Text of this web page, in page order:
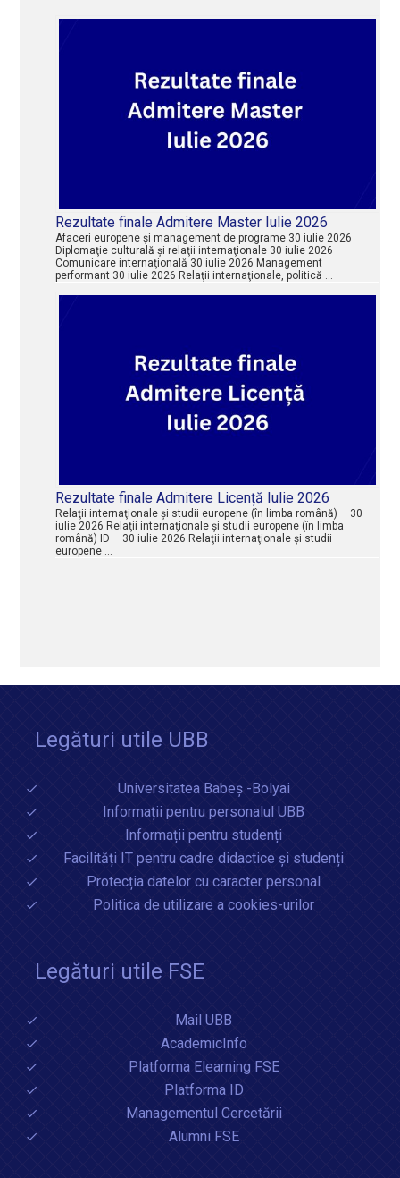
Rezultate finale Admitere Master Iulie 2026
Afaceri europene şi management de programe 30 iulie 2026
Diplomaţie culturală şi relaţii internaţionale 30 iulie 2026
Comunicare internaţională 30 iulie 2026 Management
performant 30 iulie 2026 Relaţii internaţionale, politică …
Rezultate finale Admitere Licență Iulie 2026
Relaţii internaţionale şi studii europene (în limba română) – 30
iulie 2026 Relaţii internaţionale şi studii europene (în limba
română) ID – 30 iulie 2026 Relaţii internaţionale şi studii
europene …
Legături utile UBB
Universitatea Babeș -Bolyai
Informații pentru personalul UBB
Informații pentru studenți
Facilități IT pentru cadre didactice și studenți
Protecția datelor cu caracter personal
Politica de utilizare a cookies-urilor
Legături utile FSE
Mail UBB
AcademicInfo
Platforma Elearning FSE
Platforma ID
Managementul Cercetării
Alumni FSE